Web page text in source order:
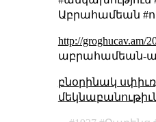
Աբրահամեան
http://groghucav.am/
աբրահամեան-
բնօրինակ